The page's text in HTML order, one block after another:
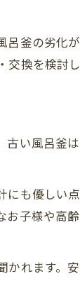
な選択を
考え方
ット
イミング
め方
防止
注意点
め方
釜の劣化
換を検討し
い風呂釜
も優しい
子様や高
れます。